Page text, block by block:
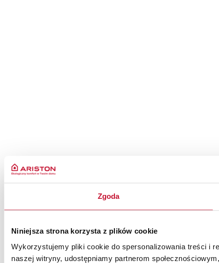
Zgoda
Niniejsza strona korzysta z plików cookie
Wykorzystujemy pliki cookie do spersonalizowania treści i
naszej witryny, udostępniamy partnerom